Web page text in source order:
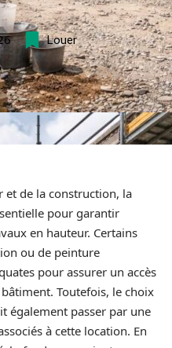
Louer
et de la construction, la
pour garantir
en hauteur. Certains
ou de peinture
pour assurer un accès
Toutefois, le choix
également passer par une
à cette location. En